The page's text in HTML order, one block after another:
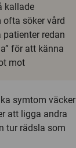
kallade
ofta söker vård
patienter redan
för att känna
mot
symtom väcker
att ligga andra
tur rädsla som